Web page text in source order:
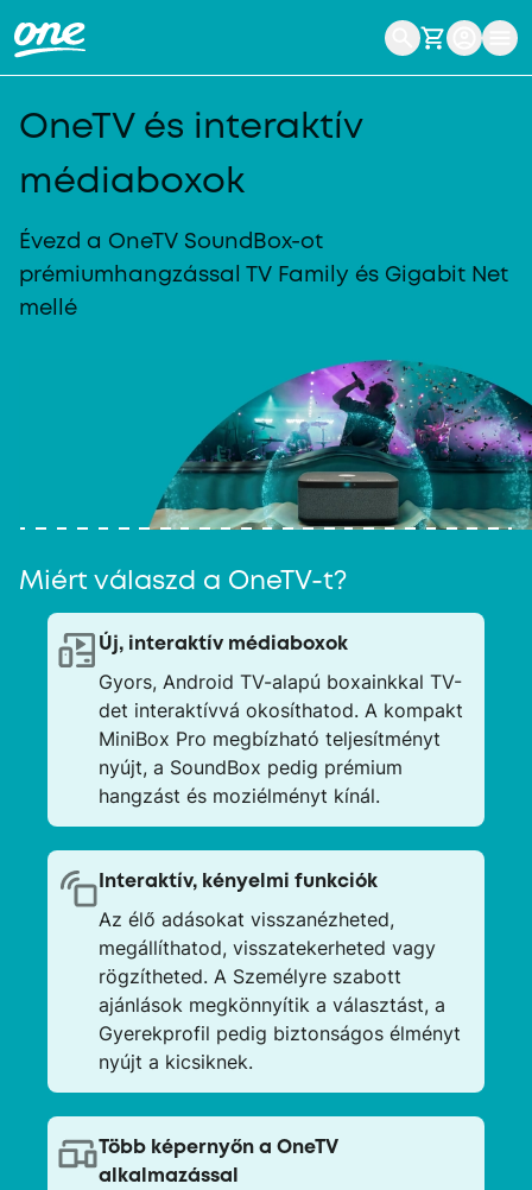
OneTV és interaktív
médiaboxok
Évezd a OneTV SoundBox-ot
prémiumhangzással TV Family és Gigabit Net
mellé
Miért válaszd a OneTV-t?
Új, interaktív médiaboxok
Gyors, Android TV-alapú boxainkkal TV-
det interaktívvá okosíthatod. A kompakt
MiniBox Pro megbízható teljesítményt
nyújt, a SoundBox pedig prémium
hangzást és moziélményt kínál.
Interaktív, kényelmi funkciók
Az élő adásokat visszanézheted,
megállíthatod, visszatekerheted vagy
rögzítheted. A Személyre szabott
ajánlások megkönnyítik a választást, a
Gyerekprofil pedig biztonságos élményt
nyújt a kicsiknek.
Több képernyőn a OneTV
alkalmazással